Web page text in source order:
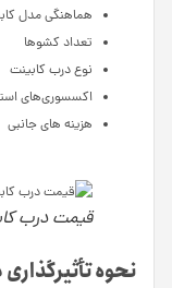
هماهنگی مدل
تعداد کشوها
نوع درب کابینت
اکسسوری‌های
هزینه­ های جانبی
قیمت درب
نحوه